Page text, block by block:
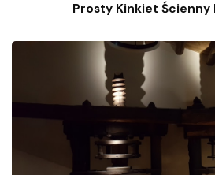
Prosty Kinkiet Ścienny